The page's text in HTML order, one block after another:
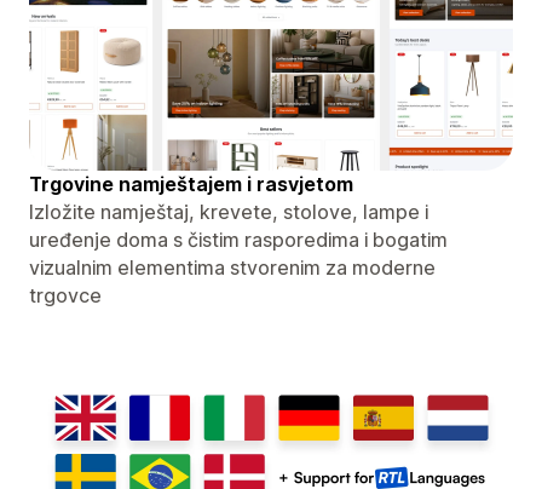
Trgovine namještajem i rasvjetom
Izložite namještaj, krevete, stolove, lampe i
uređenje doma s čistim rasporedima i bogatim
vizualnim elementima stvorenim za moderne
trgovce